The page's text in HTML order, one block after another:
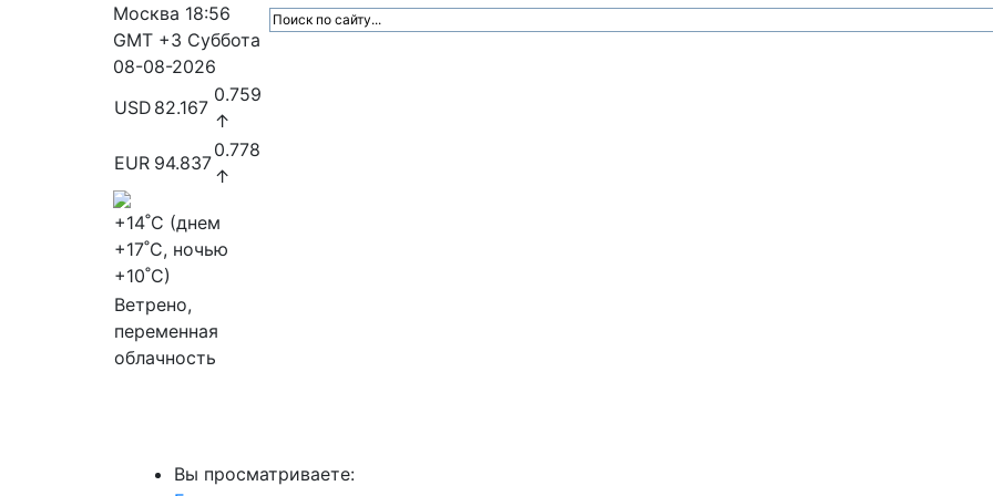
Москва 18:56
GMT +3 Суббота
08-08-2026
USD 82.167
0.759
↑
EUR 94.837
0.778
↑
+14˚C (днем
+17˚C, ночью
+10˚C)
Ветрено,
переменная
облачность
Вы просматриваете: